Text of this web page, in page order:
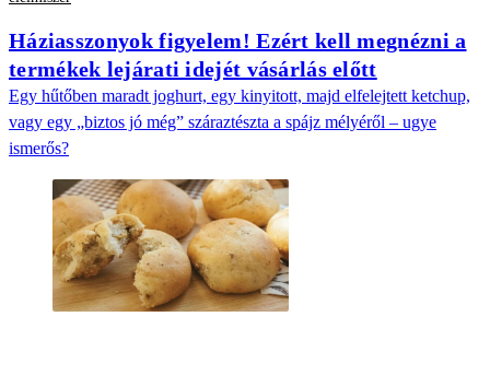
Háziasszonyok figyelem! Ezért kell megnézni a
termékek lejárati idejét vásárlás előtt
Egy hűtőben maradt joghurt, egy kinyitott, majd elfelejtett ketchup,
vagy egy „biztos jó még” száraztészta a spájz mélyéről – ugye
ismerős?